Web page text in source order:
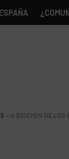
¿COMUNICACIÓN
> II EDICIÓN DE LOS